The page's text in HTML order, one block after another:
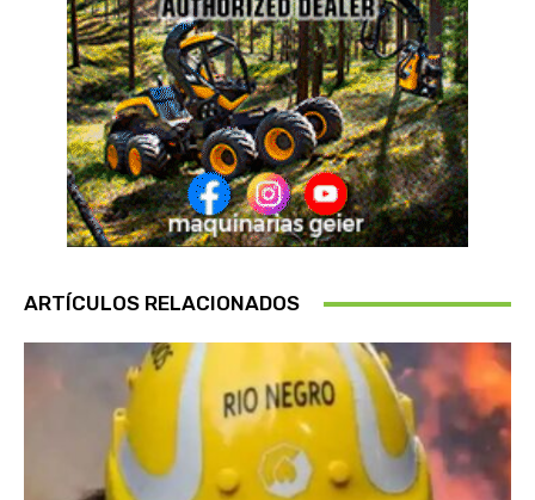
ARTÍCULOS RELACIONADOS